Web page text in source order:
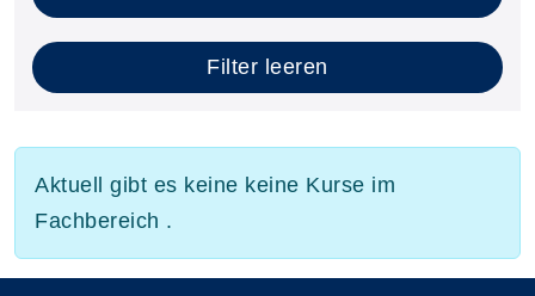
Filter leeren
Aktuell gibt es keine keine Kurse im
Fachbereich .